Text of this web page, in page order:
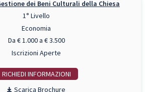
dei Beni Culturali della Chiesa
1° Livello
Economia
Da € 1.000 a € 3.500
Iscrizioni Aperte
RICHIEDI INFO
Scarica Brochure